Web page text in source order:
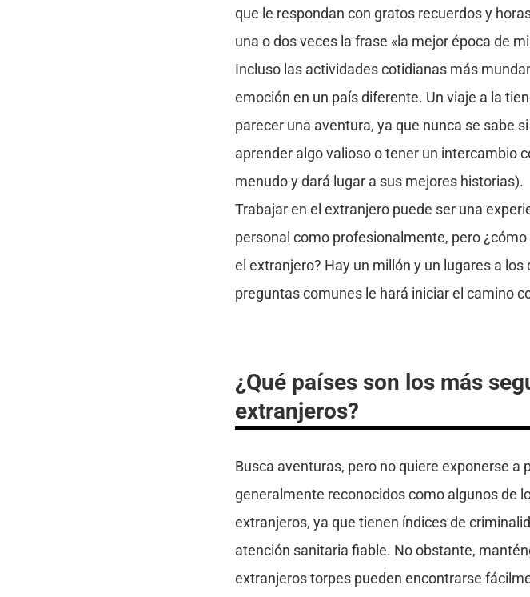
que le respondan con gratos recuerdos y
una o dos veces la frase «la mejor época de
Incluso las actividades cotidianas más
emoción en un país diferente. Un viaje a la
parecer una aventura, ya que nunca se sabe
aprender algo valioso o tener un intercambio
menudo y dará lugar a sus mejores historias).
Trabajar en el extranjero puede ser una
personal como profesionalmente, pero
el extranjero? Hay un millón y un lugares a
preguntas comunes le hará iniciar el camino
¿Qué países son los más
extranjeros?
Busca aventuras, pero no quiere exponerse a
generalmente reconocidos como algunos de
extranjeros, ya que tienen índices de
atención sanitaria fiable. No obstante,
extranjeros torpes pueden encontrarse